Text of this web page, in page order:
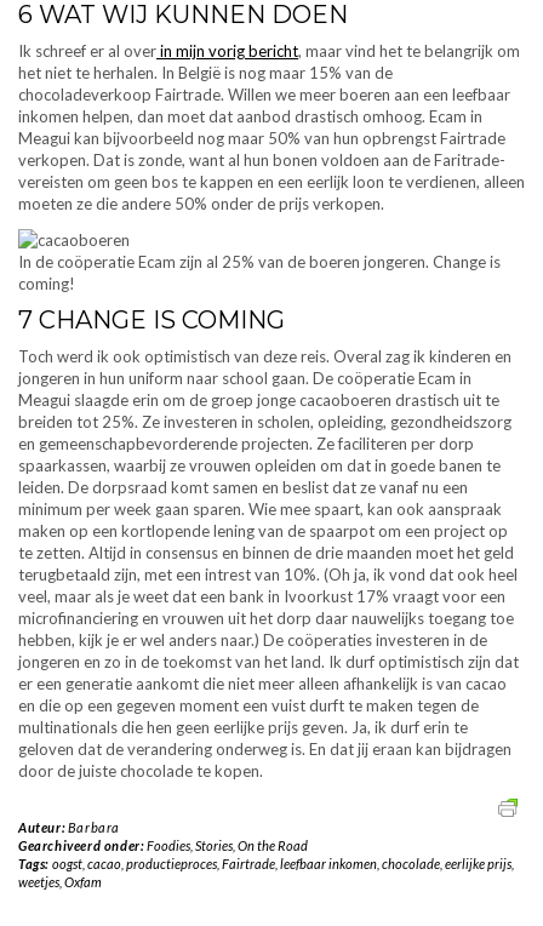
6 WAT WIJ KUNNEN DOEN
Ik schreef er al overin mijn vorig bericht, maar vind het te belangrijk om
het niet te herhalen. In België is nog maar 15% van de
chocoladeverkoop Fairtrade. Willen we meer boeren aan een leefbaar
inkomen helpen, dan moet dat aanbod drastisch omhoog. Ecam in
Meagui kan bijvoorbeeld nog maar 50% van hun opbrengst Fairtrade
verkopen. Dat is zonde, want al hun bonen voldoen aan de Faritrade-
vereisten om geen bos te kappen en een eerlijk loon te verdienen, alleen
moeten ze die andere 50% onder de prijs verkopen.
In de coöperatie Ecam zijn al 25% van de boeren jongeren. Change is
coming!
7 CHANGE IS COMING
Toch werd ik ook optimistisch van deze reis. Overal zag ik kinderen en
jongeren in hun uniform naar school gaan. De coöperatie Ecam in
Meagui slaagde erin om de groep jonge cacaoboeren drastisch uit te
breiden tot 25%. Ze investeren in scholen, opleiding, gezondheidszorg
en gemeenschapbevorderende projecten. Ze faciliteren per dorp
spaarkassen, waarbij ze vrouwen opleiden om dat in goede banen te
leiden. De dorpsraad komt samen en beslist dat ze vanaf nu een
minimum per week gaan sparen. Wie mee spaart, kan ook aanspraak
maken op een kortlopende lening van de spaarpot om een project op
te zetten. Altijd in consensus en binnen de drie maanden moet het geld
terugbetaald zijn, met een intrest van 10%. (Oh ja, ik vond dat ook heel
veel, maar als je weet dat een bank in Ivoorkust 17% vraagt voor een
microfinanciering en vrouwen uit het dorp daar nauwelijks toegang toe
hebben, kijk je er wel anders naar.) De coöperaties investeren in de
jongeren en zo in de toekomst van het land. Ik durf optimistisch zijn dat
er een generatie aankomt die niet meer alleen afhankelijk is van cacao
en die op een gegeven moment een vuist durft te maken tegen de
multinationals die hen geen eerlijke prijs geven. Ja, ik durf erin te
geloven dat de verandering onderweg is. En dat jij eraan kan bijdragen
door de juiste chocolade te kopen.
Auteur:Barbara
Gearchiveerd onder:Foodies Stories On the Road
Tags: oogst, cacao, productieproces, Fairtrade, leefbaar inkomen, chocolade, eerlijke prijs,
weetjes Oxfam